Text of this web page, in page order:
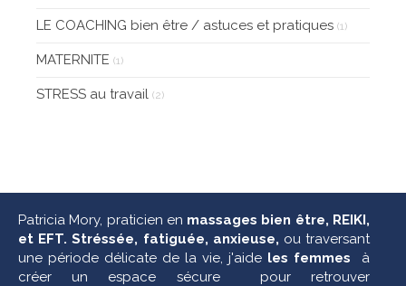
LE COACHING bien être / astuces et pratiques (1)
MATERNITE (1)
STRESS au travail (2)
Patricia Mory, praticien en massages bien être, REIKI,
et EFT. Stréssée, fatiguée, anxieuse, ou traversant
une période délicate de la vie, j'aide les femmes
à
créer un espace sécure pour retrouver